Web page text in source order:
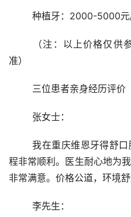
种植牙：2000-5000元
准）
	三位患者亲身经历评价
	张女士：
	我在重庆维恩牙得舒口腔机构做了牙齿矫正，整个过
程非常顺利。医生耐心地为
非常满意。价格公道，环境舒
	李先生：